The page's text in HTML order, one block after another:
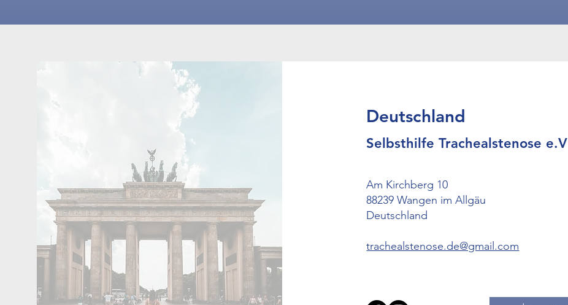
Deutschland
Selbsthilfe Trachealstenose e.V
Am Kirchberg 10
88239 Wangen im Allgäu
Deutschland
trachealstenose.de@gmail.com